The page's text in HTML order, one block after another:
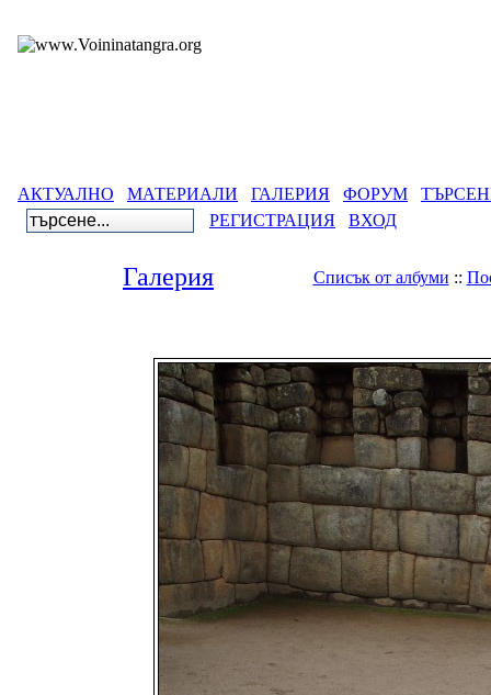
АКТУАЛНО МАТЕРИАЛИ ГАЛЕРИЯ ФОРУМ
РЕГИСТРАЦИЯ
ВХОД
Галерия Списък от албуми ::